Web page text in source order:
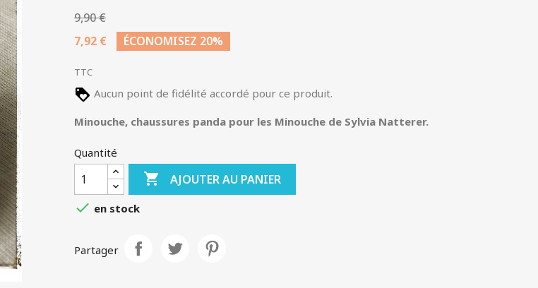
9,90 €
7,92 €
ÉCONOMISEZ 20%
TTC
Aucun point de fidélité accordé pour ce produit.
Minouche, chaussures panda pour les Minouche de Sylvia Natterer.
Quantité
 AJOUTER AU PANIER
 en stock
Partager